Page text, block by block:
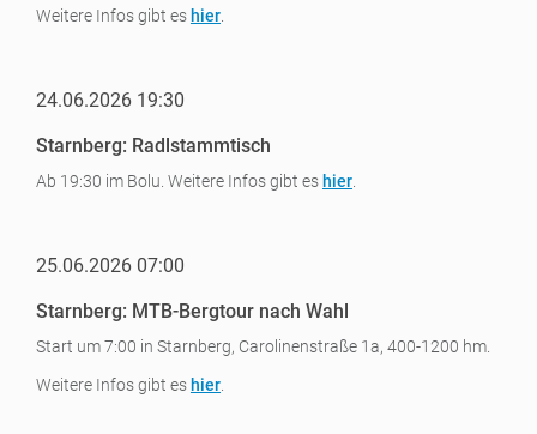
Weitere Infos gibt es hier
24.06.2026 19:30
Starnberg: Radlstammtisch
Ab 19:30 im Bolu. Weitere Infos gibt es hier
25.06.2026 07:00
Starnberg: MTB-Bergtour nach Wahl
Start um 7:00 in Starnberg, Carolinenstraße 1a, 400-1200 hm.
Weitere Infos gibt es hier